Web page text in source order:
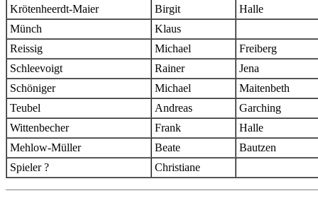
Krötenheerdt-Maier
Birgit
Halle
Münch
Klaus
Reissig
Michael
Freiberg
Schleevoigt
Rainer
Jena
Schöniger
Michael
Maitenbeth
Teubel
Andreas
Garching
Wittenbecher
Frank
Halle
Mehlow-Müller
Beate
Bautzen
Spieler ?
Christiane